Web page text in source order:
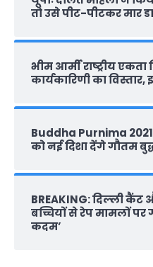
तो उसे पीट-पीटकर मार
भीम आर्मी राष्‍ट्रीय एकता
कार्यकारिणी का
Buddha Purnima
को नई दिशा देंगे गौतम
BREAKING: दिल्‍ली कैंट
बच्चियों से रेप मामलों पर
कदम’